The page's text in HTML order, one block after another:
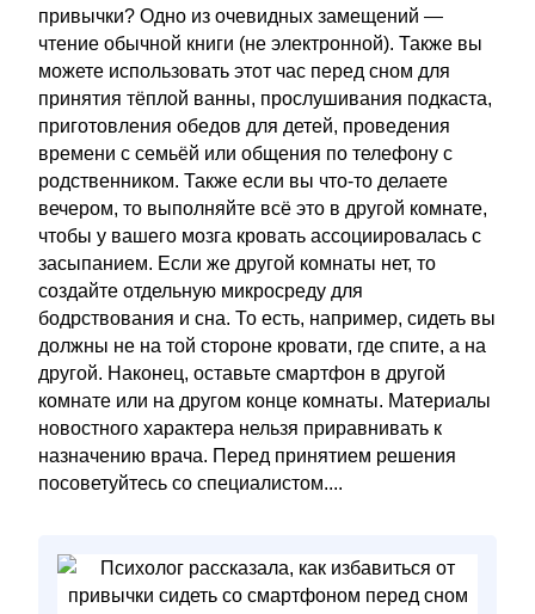
привычки? Одно из очевидных замещений —
чтение обычной книги (не электронной). Также вы
можете использовать этот час перед сном для
принятия тёплой ванны, прослушивания подкаста,
приготовления обедов для детей, проведения
времени с семьёй или общения по телефону с
родственником. Также если вы что-то делаете
вечером, то выполняйте всё это в другой комнате,
чтобы у вашего мозга кровать ассоциировалась с
засыпанием. Если же другой комнаты нет, то
создайте отдельную микросреду для
бодрствования и сна. То есть, например, сидеть вы
должны не на той стороне кровати, где спите, а на
другой. Наконец, оставьте смартфон в другой
комнате или на другом конце комнаты. Материалы
новостного характера нельзя приравнивать к
назначению врача. Перед принятием решения
посоветуйтесь со специалистом....